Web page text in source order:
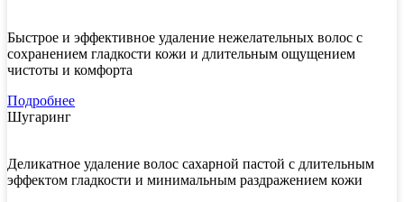
Быстрое и эффективное удаление нежелательных волос с
сохранением гладкости кожи и длительным ощущением
чистоты и комфорта
Подробнее
Шугаринг
Деликатное удаление волос сахарной пастой с длительным
эффектом гладкости и минимальным раздражением кожи